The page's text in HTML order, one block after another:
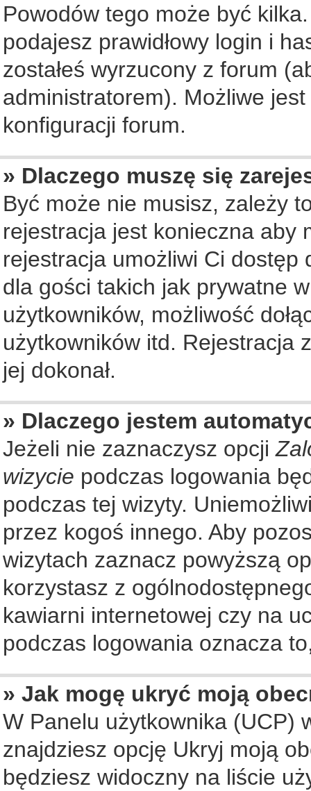
Powodów tego może być
podajesz prawidłowy login i
zostałeś wyrzucony z forum
administratorem). Możliwe
konfiguracji forum.
» Dlaczego muszę się
Być może nie musisz, zależy
rejestracja jest konieczna aby
rejestracja umożliwi Ci
dla gości takich jak prywatne
użytkowników, możliwość
użytkowników itd. Rejestracja
jej dokonał.
» Dlaczego jestem
Jeżeli nie zaznaczysz opcji
wizycie podczas logowania
podczas tej wizyty.
przez kogoś innego. Aby
wizytach zaznacz powyższą
korzystasz z
kawiarni internetowej czy na
podczas logowania oznacza
» Jak mogę ukryć moją
W Panelu użytkownika (UCP)
znajdziesz opcję Ukryj moją
będziesz widoczny na liście